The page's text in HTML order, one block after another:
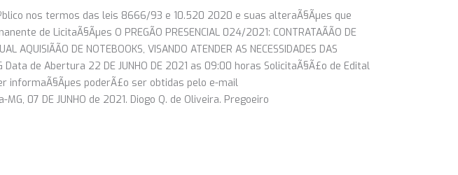
nos termos das leis 8666/93 e 10.520 2020 e suas alteraÃ§Ãµes que
de LicitaÃ§Ãµes O PREGÃO PRESENCIAL 024/2021: CONTRATAÃÃO DE
AQUISIÃÃO DE NOTEBOOKS, VISANDO ATENDER AS NECESSIDADES DAS
Data de Abertura 22 DE JUNHO DE 2021 as 09:00 horas SolicitaÃ§Ã£o de Edital
informaÃ§Ãµes poderÃ£o ser obtidas pelo e-mail
07 DE JUNHO de 2021. Diogo Q. de Oliveira. Pregoeiro